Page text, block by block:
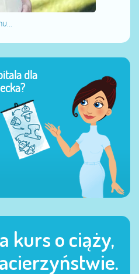
dla
kurs o ciąży,